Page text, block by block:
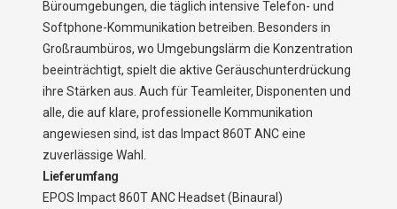
Büroumgebungen, die täglich intensive Telefon- und
Softphone-Kommunikation betreiben. Besonders in
Großraumbüros, wo Umgebungslärm die Konzentration
beeinträchtigt, spielt die aktive Geräuschunterdrückung
ihre Stärken aus. Auch für Teamleiter, Disponenten und
alle, die auf klare, professionelle Kommunikation
angewiesen sind, ist das Impact 860T ANC eine
zuverlässige Wahl.
Lieferumfang
EPOS Impact 860T ANC Headset (Binaural)